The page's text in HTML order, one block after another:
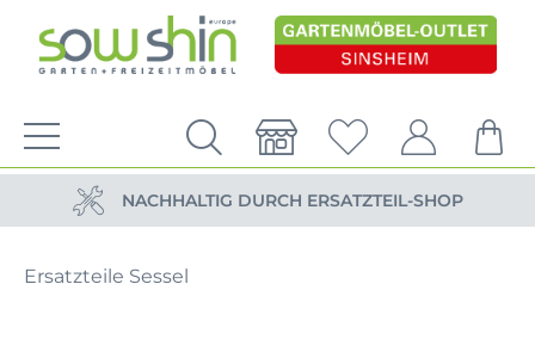
PERSÖNLICHE BERATUNG
NACHHALTIG DURCH ERSATZTEIL-SHOP
Ersatzteile Sessel